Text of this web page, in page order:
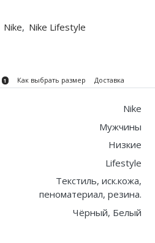
Nike, Nike Lifestyle
1 Как выбрать размер Доставка
Nike
Мужчины
Низкие
Lifestyle
Текстиль, иск.кожа,
пеноматериал, резина.
Чёрный, Белый